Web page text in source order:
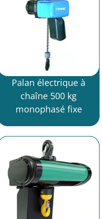
Palan électrique à
chaîne 500 kg
monophasé fixe